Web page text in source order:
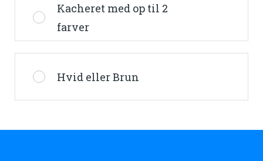
Kacheret med op til 2
farver
Hvid eller Brun